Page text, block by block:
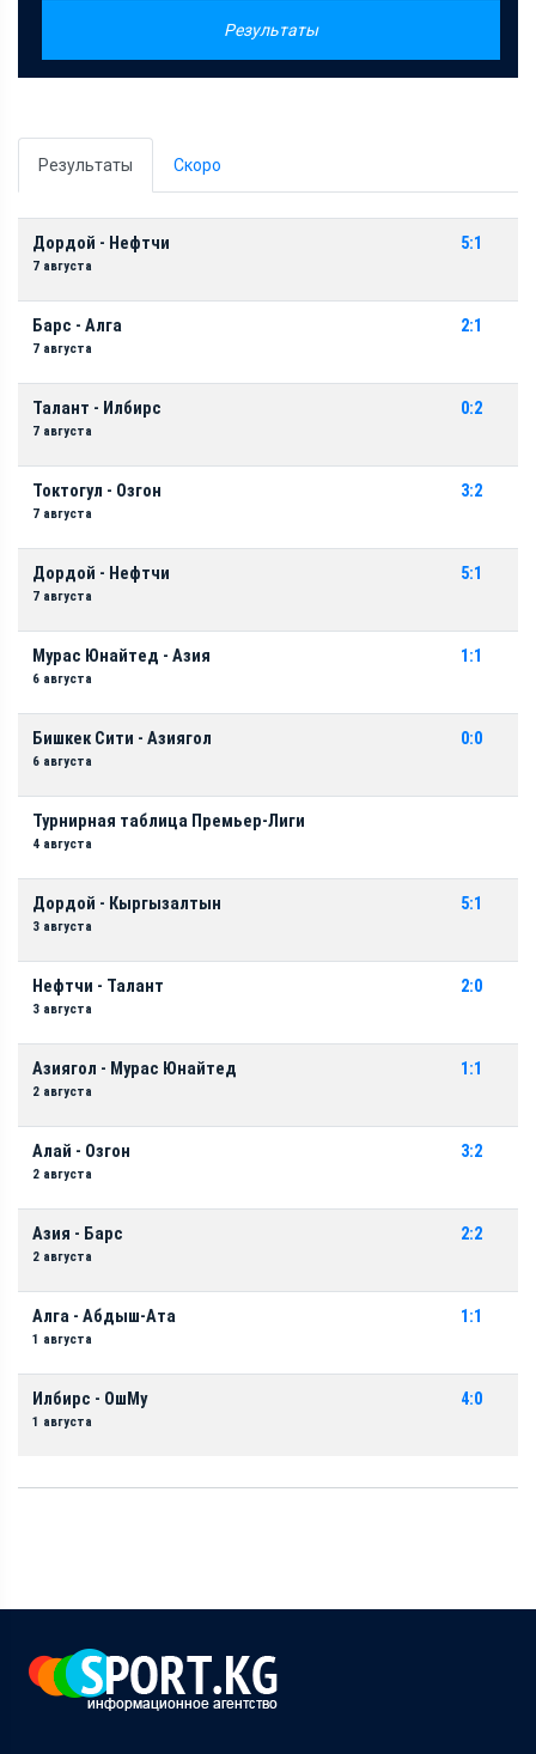
Результаты
Результаты Скоро
Дордой - Нефтчи
7 августа
5:1
Барс - Алга
7 августа
2:1
Талант - Илбирс
7 августа
0:2
Токтогул - Озгон
7 августа
3:2
Дордой - Нефтчи
7 августа
5:1
Мурас Юнайтед - Азия
6 августа
1:1
Бишкек Сити - Азиягол
6 августа
0:0
Турнирная таблица Премьер-Лиги
4 августа
Дордой - Кыргызалтын
3 августа
5:1
Нефтчи - Талант
3 августа
2:0
Азиягол - Мурас Юнайтед
2 августа
1:1
Алай - Озгон
2 августа
3:2
Азия - Барс
2 августа
2:2
Алга - Абдыш-Ата
1 августа
1:1
Илбирс - ОшМу
1 августа
4:0